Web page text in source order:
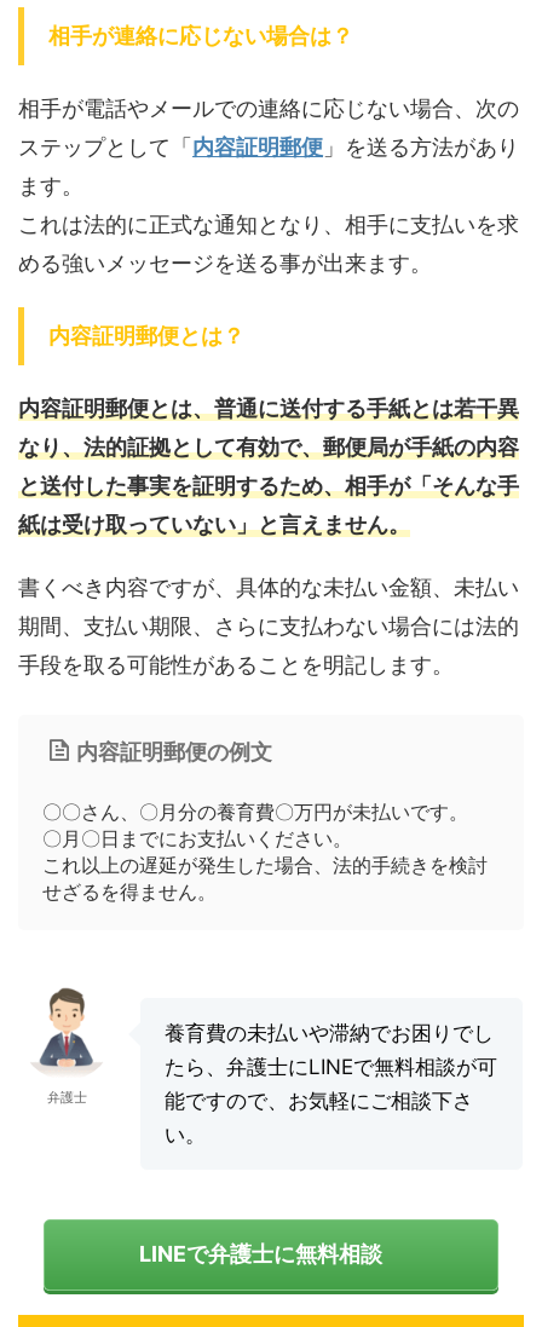
相手が連絡に応じない場合は？
相手が電話やメールでの連絡に応じない場合、次の
ステップとして「内容証明郵便 」を送る方法があり
ます。
これは法的に正式な通知となり、相手に支払いを求
める強いメッセージを送る事が出来ます。
内容証明郵便とは？
内容証明郵便とは、普通に送付する手紙とは若干異
なり、法的証拠として有効で、郵便局が手紙の内容
と送付した事実を証明するため、相手が「そんな手
紙は受け取っていない」と言えません。
書くべき内容ですが、具体的な未払い金額、未払い
期間、支払い期限、さらに支払わない場合には法的
手段を取る可能性があることを明記します。
内容証明郵便の例文
〇〇さん、〇月分の養育費〇万円が未払いです。
〇月〇日までにお支払いください。
これ以上の遅延が発生した場合、法的手続きを検討
せざるを得ません。
弁護士
養育費の未払いや滞納でお困りでし
たら、弁護士にLINEで無料相談が可
能ですので、お気軽にご相談下さ
い。
LINEで弁護士に無料相談